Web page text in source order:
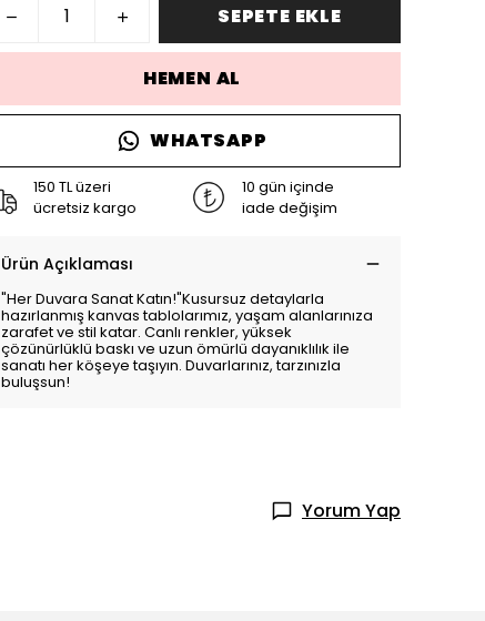
SEPETE EKLE
HEMEN AL
WHATSAPP
150 TL üzeri
ücretsiz kargo
10 gün içinde
iade değişim
Ürün Açıklaması
"Her Duvara Sanat Katın!"Kusursuz detaylarla
hazırlanmış kanvas tablolarımız, yaşam alanlarınıza
zarafet ve stil katar. Canlı renkler, yüksek
çözünürlüklü baskı ve uzun ömürlü dayanıklılık ile
sanatı her köşeye taşıyın. Duvarlarınız, tarzınızla
buluşsun!
Yorum Yap